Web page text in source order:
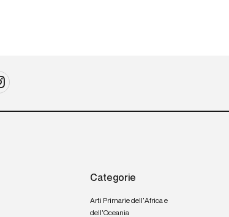
Categorie
Arti Primarie dell'Africa e
dell'Oceania